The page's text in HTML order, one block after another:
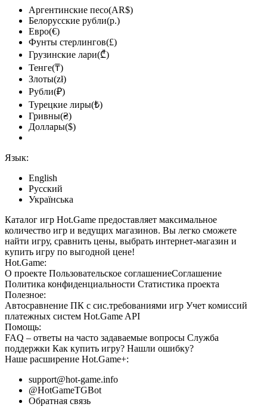
Аргентинские песо(AR$)
Белорусские рубли(р.)
Евро(€)
Фунты стерлингов(£)
Грузинские лари(₾)
Тенге(₸)
Злоты(zł)
Рубли(₽)
Турецкие лиры(₺)
Гривны(₴)
Доллары($)
Язык:
English
Русский
Українська
Каталог игр Hot.Game предоставляет максимальное
количество игр и ведущих магазинов. Вы легко сможете
найти игру, сравнить цены, выбрать интернет-магазин и
купить игру по выгодной цене!
Hot.Game:
О проекте Пользовательское соглашениеСоглашение
Политика конфиденциальности Статистика проекта
Полезное:
Автосравнение ПК с сис.требованиями игр Учет комиссий
платежных систем Hot.Game API
Помощь:
FAQ – ответы на часто задаваемые вопросы Служба
поддержки Как купить игру? Нашли ошибку?
Наше расширение Hot.Game+:
support@hot-game.info
@HotGameTGBot
Обратная связь